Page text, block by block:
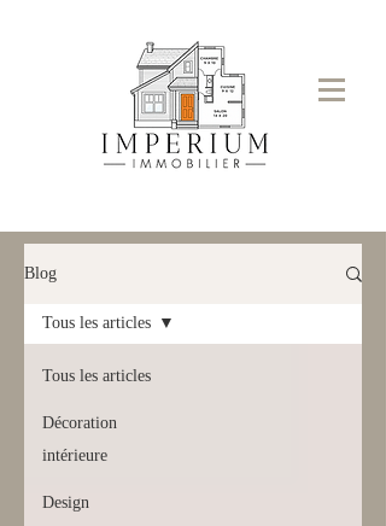
Blog
Tous les articles
Décoration
intérieure
Design
Tous les articles